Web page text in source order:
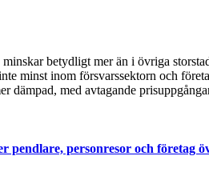
betydligt mer än i övriga
minst inom försvarssektorn och
dämpad, med avtagande
personresor och företag